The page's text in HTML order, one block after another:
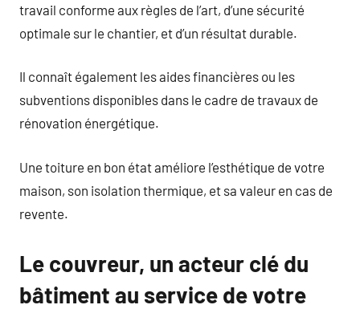
travail conforme aux règles de l’art, d’une sécurité
optimale sur le chantier, et d’un résultat durable.
Il connaît également les aides financières ou les
subventions disponibles dans le cadre de travaux de
rénovation énergétique.
Une toiture en bon état améliore l’esthétique de votre
maison, son isolation thermique, et sa valeur en cas de
revente.
Le couvreur, un acteur clé du
bâtiment au service de votre